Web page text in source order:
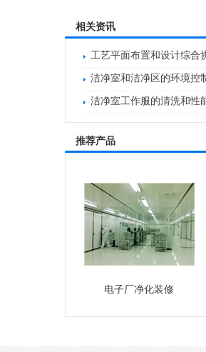
相关资讯
工艺平面布置和设计综合
洁净室和洁净区的环境控
洁净室工作服的清洗和性
推荐产品
电子厂净化装修